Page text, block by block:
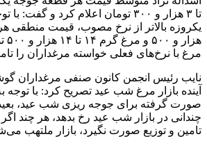
تا ۳ هزار و ۳۰۰ تومان اعلام کرد و
مرغ با نرخ‌های فعلی خواسته مرغداران را
نایب رئیس انجمن کانون صنفی مرغداران
آینده بازار مرغ شب عید تصریح کرد: با توجه
صورت گرفته برای جوجه ریزی شب عید،
چندانی در بازار شب عید رخ بدهد، هر چند
تامین و توزیع صورت نگیرد، بازار ملتهب